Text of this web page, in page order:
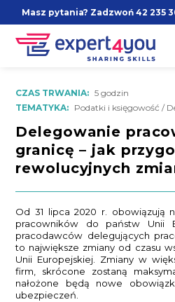
Masz pytania? Zadzwoń42 235
CZAS TRWANIA: 5 godzin
TEMATYKA: Podatki i księgowość /
Delegowanie
granicę – jak
rewolucyjnych
Od 31 lipca 2020 r. obowiązują
pracowników do państw Unii
pracodawców delegujących
to największe zmiany od czasu
Unii Europejskiej. Zmiany w
firm, skrócone zostaną
nałożone będą nowe
ubezpieczeń.